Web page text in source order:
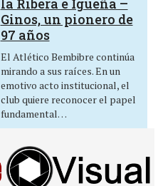
la Ribera e Igüeña –
Ginos, un pionero de
97 años
El Atlético Bembibre continúa
mirando a sus raíces. En un
emotivo acto institucional, el
club quiere reconocer el papel
fundamental…